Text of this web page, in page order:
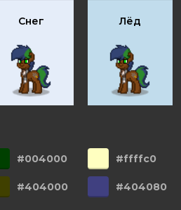
Снег Лёд
#004000 #ffffc0
#404000 #404080